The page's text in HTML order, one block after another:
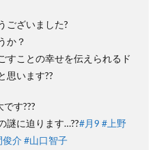
ございました?
か？
すことの幸せを伝えられるド
思います??
す???
謎に迫ります…??#月9 #上野
俊介 #山口智子